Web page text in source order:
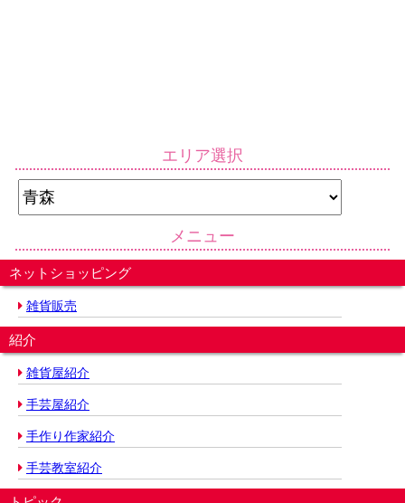
エリア選択
メニュー
ネットショッピング
雑貨販売
紹介
雑貨屋紹介
手芸屋紹介
手作り作家紹介
手芸教室紹介